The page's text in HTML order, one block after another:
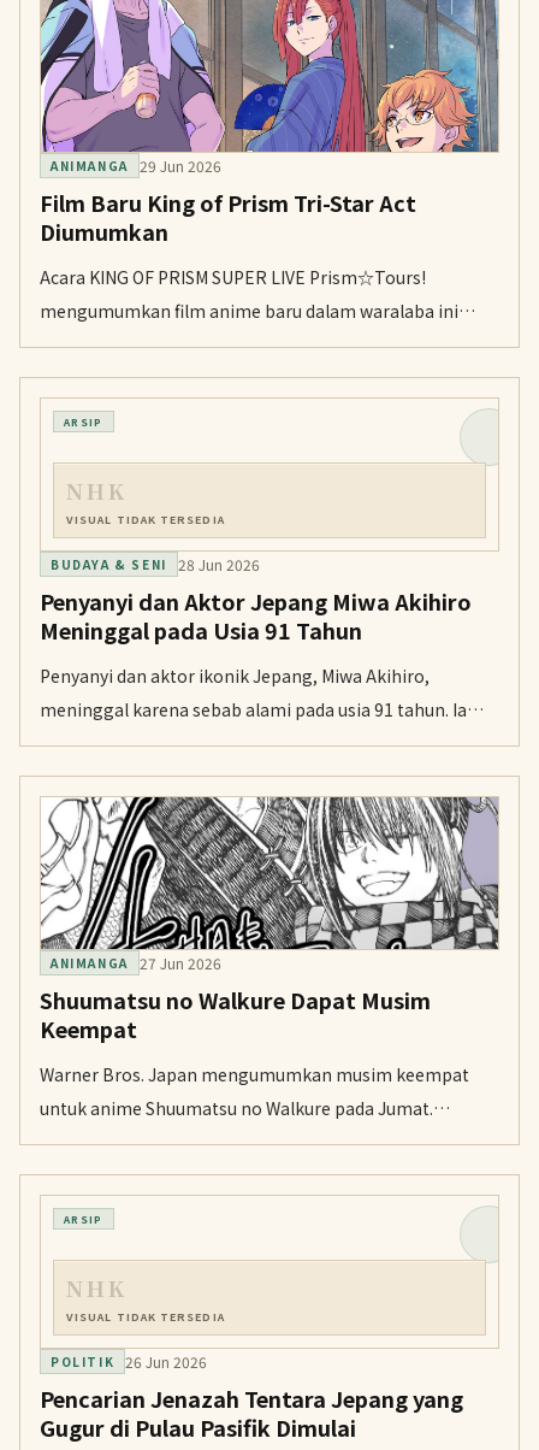
Januari 2027.
ANIMANGA 29 Jun 2026
Film Baru King of Prism Tri-Star Act
Diumumkan
Acara KING OF PRISM SUPER LIVE Prism☆Tours!
mengumumkan film anime baru dalam waralaba ini
dengan subjudul Tri-Star Act pada hari Minggu. Situs
resmi juga menampilkan staf dan seiyuu yang kembali,
visual teaser, serta video pengumuman.
ARSIP
NHK
VISUAL TIDAK TERSEDIA
BUDAYA & SENI 28 Jun 2026
Penyanyi dan Aktor Jepang Miwa Akihiro
Meninggal pada Usia 91 Tahun
Penyanyi dan aktor ikonik Jepang, Miwa Akihiro,
meninggal karena sebab alami pada usia 91 tahun. Ia
dikenal lewat karier panjangnya di musik, film, televisi,
dan tulisan.
ANIMANGA 27 Jun 2026
Shuumatsu no Walkure Dapat Musim
Keempat
Warner Bros. Japan mengumumkan musim keempat
untuk anime Shuumatsu no Walkure pada Jumat.
Pengumuman itu juga menampilkan video promosi
khusus dan ilustrasi peringatan dari Ajichika.
ARSIP
NHK
VISUAL TIDAK TERSEDIA
POLITIK 26 Jun 2026
Pencarian Jenazah Tentara Jepang yang
Gugur di Pulau Pasifik Dimulai